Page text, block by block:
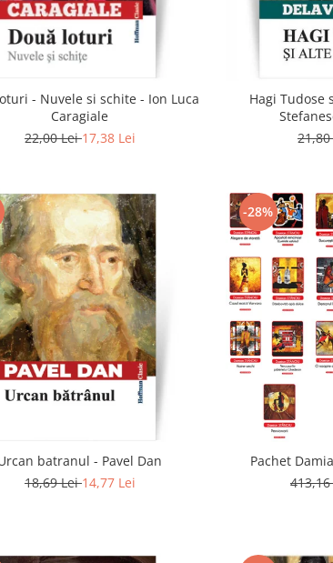
- Nuvele si schite - Ion Luca
Caragiale
22,00 Lei17,38 Lei
Hagi Tudose
batranul - Pavel Dan
18,69 Lei14,77 Lei
-28%
Pachet